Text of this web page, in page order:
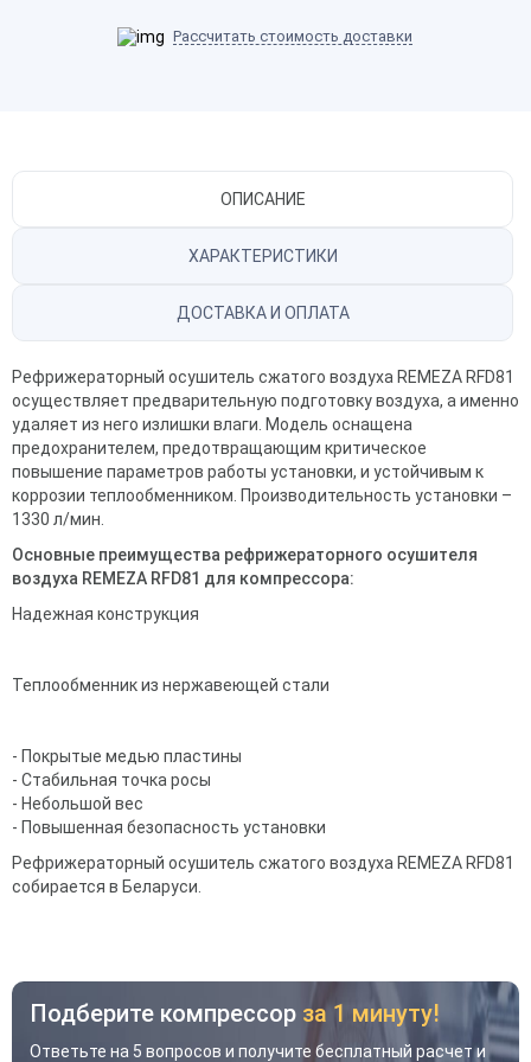
Рассчитать стоимость доставки
ОПИСАНИЕ
ХАРАКТЕРИСТИКИ
ДОСТАВКА И ОПЛАТА
Рефрижераторный осушитель сжатого воздуха REMEZA RFD81
осуществляет предварительную подготовку воздуха, а именно
удаляет из него излишки влаги. Модель оснащена
предохранителем, предотвращающим критическое
повышение параметров работы установки, и устойчивым к
коррозии теплообменником. Производительность установки –
1330 л/мин.
Основные преимущества рефрижераторного осушителя
воздуха REMEZA RFD81 для компрессора:
Надежная конструкция
Теплообменник из нержавеющей стали
- Покрытые медью пластины
- Стабильная точка росы
- Небольшой вес
- Повышенная безопасность установки
Рефрижераторный осушитель сжатого воздуха REMEZA RFD81
собирается в Беларуси.
Подберите компрессор за 1 минуту!
Ответьте на 5 вопросов и получите бесплатный расчет и